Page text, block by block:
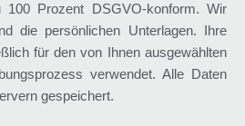
100 Prozent DSGVO-konform. Wir
die persönlichen Unterlagen. Ihre
für den von Ihnen ausgewählten
verwendet. Alle Daten
gespeichert.